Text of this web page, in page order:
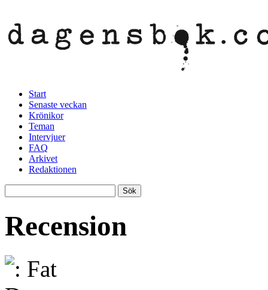
Start
Senaste veckan
Krönikor
Teman
Intervjuer
FAQ
Arkivet
Redaktionen
Recension